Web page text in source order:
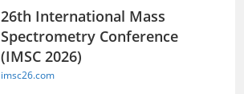
26th International Mass
Spectrometry Conference
(IMSC 2026)
imsc26.com